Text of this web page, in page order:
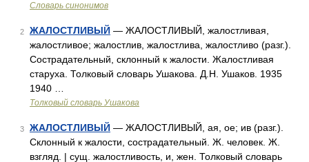
Словарь синонимов
2 ЖАЛОСТЛИВЫЙ — ЖАЛОСТЛИВЫЙ, жалостливая,
жалостливое; жалостлив, жалостлива, жалостливо (разг.).
Сострадательный, склонный к жалости. Жалостливая
старуха. Толковый словарь Ушакова. Д.Н. Ушаков. 1935
1940 …
Толковый словарь Ушакова
3 ЖАЛОСТЛИВЫЙ — ЖАЛОСТЛИВЫЙ, ая, ое; ив (разг.).
Склонный к жалости, сострадательный. Ж. человек. Ж.
взгляд. | сущ. жалостливость, и, жен. Толковый словарь